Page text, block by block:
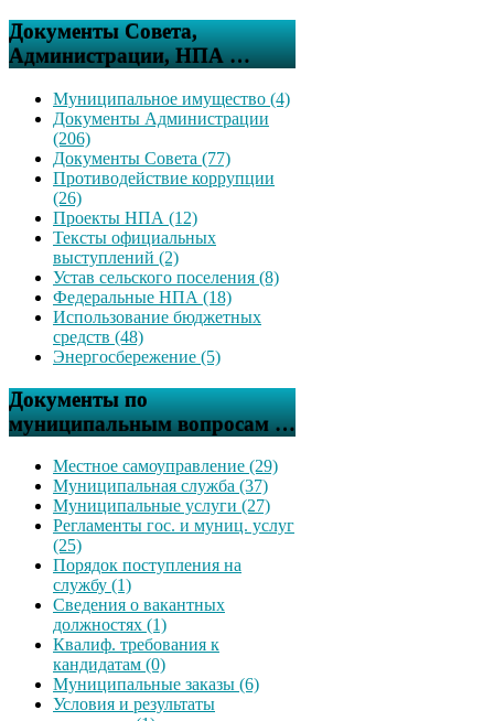
Документы Совета,
Администрации, НПА …
Муниципальное имущество (4)
Документы Администрации
(206)
Документы Совета (77)
Противодействие коррупции
(26)
Проекты НПА (12)
Тексты официальных
выступлений (2)
Устав сельского поселения (8)
Федеральные НПА (18)
Использование бюджетных
средств (48)
Энергосбережение (5)
Документы по
муниципальным вопросам …
Местное самоуправление (29)
Муниципальная служба (37)
Муниципальные услуги (27)
Регламенты гос. и муниц. услуг
(25)
Порядок поступления на
службу (1)
Сведения о вакантных
должностях (1)
Квалиф. требования к
кандидатам (0)
Муниципальные заказы (6)
Условия и результаты